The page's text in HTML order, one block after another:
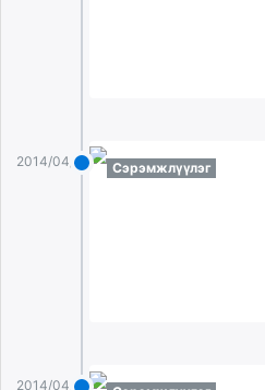
2014/04/29 Сэрэмжлүүлэг
2014/04/29